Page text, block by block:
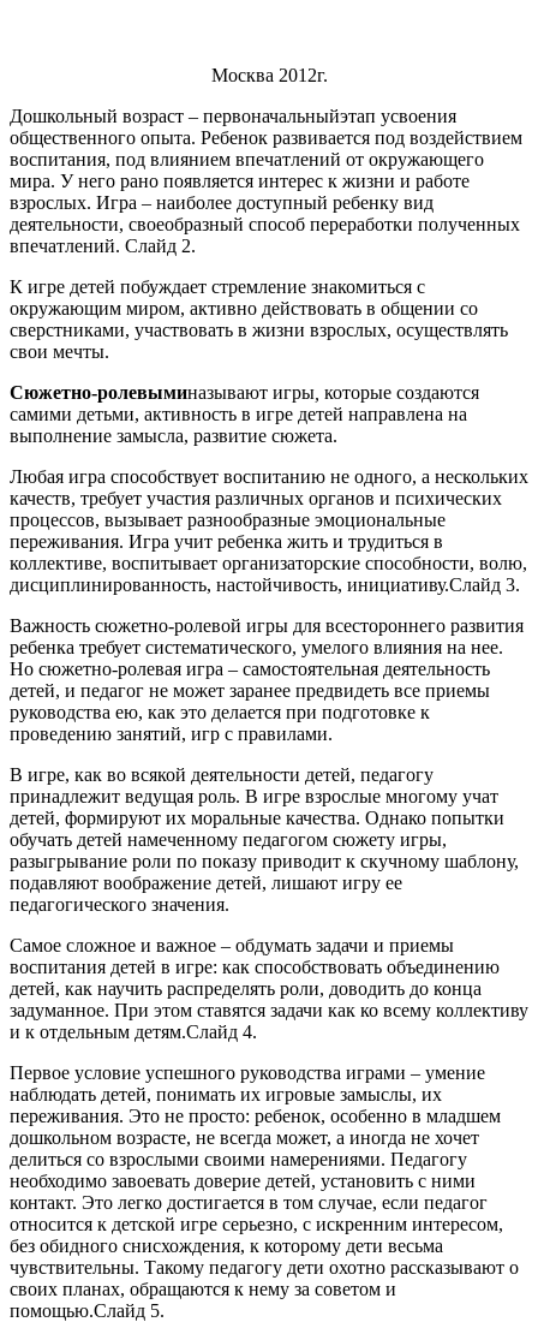
Москва 2012г.
Дошкольный возраст – первоначальныйэтап усвоения
общественного опыта. Ребенок развивается под воздействием
воспитания, под влиянием впечатлений от окружающего
мира. У него рано появляется интерес к жизни и работе
взрослых. Игра – наиболее доступный ребенку вид
деятельности, своеобразный способ переработки полученных
впечатлений. Слайд 2.
К игре детей побуждает стремление знакомиться с
окружающим миром, активно действовать в общении со
сверстниками, участвовать в жизни взрослых, осуществлять
свои мечты.
Сюжетно-ролевыминазывают игры которые создаются
самими детьми, активность в игре детей направлена на
выполнение замысла, развитие сюжета.
Любая игра способствует воспитанию не одного, а нескольких
качеств, требует участия различных органов и психических
процессов, вызывает разнообразные эмоциональные
переживания. Игра учит ребенка жить и трудиться в
коллективе, воспитывает организаторские способности, волю,
дисциплинированность, настойчивость, инициативу.Слайд 3.
Важность сюжетно-ролевой игры для всестороннего развития
ребенка требует систематического, умелого влияния на нее.
Но сюжетно-ролевая игра – самостоятельная деятельность
детей, и педагог не может заранее предвидеть все приемы
руководства ею, как это делается при подготовке к
проведению занятий, игр с правилами.
В игре, как во всякой деятельности детей, педагогу
принадлежит ведущая роль. В игре взрослые многому учат
детей, формируют их моральные качества. Однако попытки
обучать детей намеченному педагогом сюжету игры,
разыгрывание роли по показу приводит к скучному шаблону,
подавляют воображение детей, лишают игру ее
педагогического значения.
Самое сложное и важное – обдумать задачи и приемы
воспитания детей в игре: как способствовать объединению
детей, как научить распределять роли, доводить до конца
задуманное. При этом ставятся задачи как ко всему коллективу
и к отдельным детям.Слайд 4.
Первое условие успешного руководства играми – умение
наблюдать детей, понимать их игровые замыслы, их
переживания. Это не просто: ребенок, особенно в младшем
дошкольном возрасте, не всегда может, а иногда не хочет
делиться со взрослыми своими намерениями. Педагогу
необходимо завоевать доверие детей, установить с ними
контакт. Это легко достигается в том случае, если педагог
относится к детской игре серьезно, с искренним интересом,
без обидного снисхождения, к которому дети весьма
чувствительны. Такому педагогу дети охотно рассказывают о
своих планах, обращаются к нему за советом и
помощью.Слайд 5.